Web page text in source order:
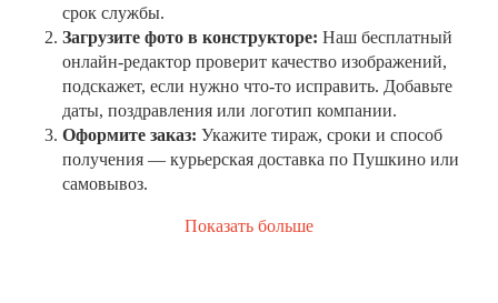
срок службы.
Загрузите фото в конструкторе: Наш бесплатный
онлайн-редактор проверит качество изображений,
подскажет, если нужно что-то исправить. Добавьте
даты, поздравления или логотип компании.
Оформите заказ: Укажите тираж, сроки и способ
получения — курьерская доставка по Пушкино или
самовывоз.
Показать больше